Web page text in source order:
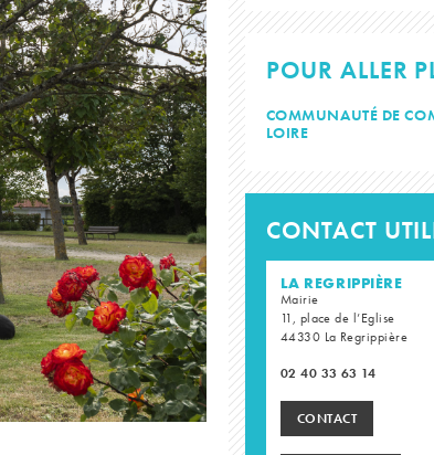
POUR ALLER
COMMUNAUTÉ DE
LOIRE
CONTACT
LA REGRIPPIÈRE
Mairie
11, place de l’Eglise
44330 La Regrippière
02 40 33 63 14
CONTACT